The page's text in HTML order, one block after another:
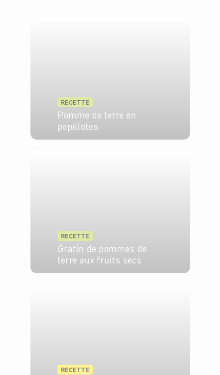
RECETTE
Pomme de terre en
papillotes
RECETTE
Gratin de pommes de
terre aux fruits secs
RECETTE